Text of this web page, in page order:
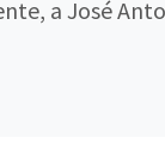
a José